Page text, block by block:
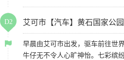
D2 艾可市【汽车】黄石国家公
早晨由艾可市出发，驱车前往世
牛仔无不令人心旷神怡。七彩缤